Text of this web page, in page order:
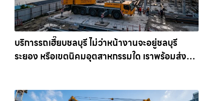
บริการรถเฮี๊ยบชลบุรี ไม่ว่าหน้างานจะอยู่ชลบุรี
ระยอง หรือเขตนิคมอุตสาหกรรมใด เราพร้อมส่งรถ